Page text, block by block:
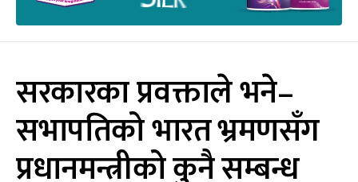
सरकारका प्रवक्ताले भने–
सभापतिको भारत भ्रमणसँग
प्रधानमन्त्रीको कुनै सम्बन्ध